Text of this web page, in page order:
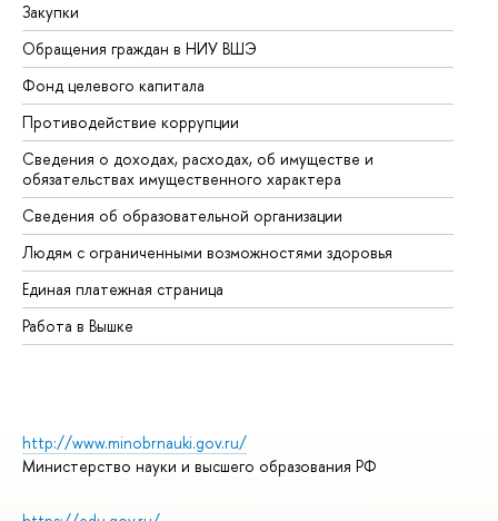
Закупки
Обращения граждан в НИУ ВШЭ
Фонд целевого капитала
Противодействие коррупции
Сведения о доходах, расходах, об имуществе и
обязательствах имущественного характера
Сведения об образовательной организации
Людям с ограниченными возможностями здоровья
Единая платежная страница
Работа в Вышке
http://www.minobrnauki.gov.ru/
Министерство науки и высшего образования РФ